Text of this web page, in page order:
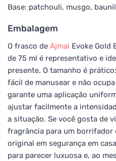
Base: patchouli, musgo,
Embalagem
O frasco de Ajmal Evoke Gold
de 75 ml é representativo e
presente. O tamanho é
fácil de manusear e não
garante uma aplicação
ajustar facilmente a
a situação. Se você gosta de
fragrância para um borrifador
original em segurança em
para parecer luxuosa e, ao